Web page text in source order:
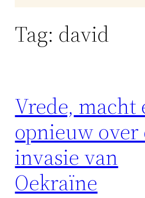
Tag: david
Vrede, macht
opnieuw over
invasie van
Oekraïne